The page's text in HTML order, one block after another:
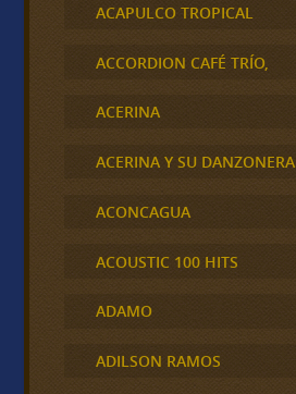
ACAPULCO TROPICAL
ACCORDION CAFÉ TRÍO,
ACERINA
ACERINA Y SU DANZONERA
ACONCAGUA
ACOUSTIC 100 HITS
ADAMO
ADILSON RAMOS